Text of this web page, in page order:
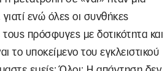
ενώ όλες οι συνθήκες
πρόσφυγες με δοτικότητα και
το υποκείμενο του εγκλειστικού